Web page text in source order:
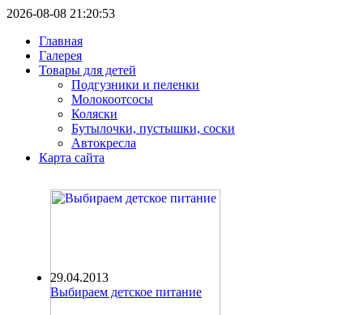
2026-08-08 21:20:53
Главная
Галерея
Товары для детей
Подгузники и пеленки
Молокоотсосы
Коляски
Бутылочки, пустышки, соски
Автокресла
Карта сайта
29.04.2013
Выбираем детское питание